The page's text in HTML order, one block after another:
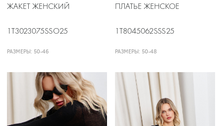
ЖАКЕТ ЖЕНСКИЙ
1T3023075SSO25
РАЗМЕРЫ: 50-46
ПЛАТЬЕ ЖЕНСКОЕ
1T8045062SSS25
РАЗМЕРЫ: 50-48